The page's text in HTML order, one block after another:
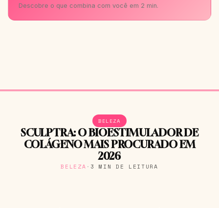
Descobre o que combina com você em 2 min.
BELEZA
SCULPTRA: O BIOESTIMULADOR DE
COLÁGENO MAIS PROCURADO EM
2026
BELEZA · 3 MIN DE LEITURA